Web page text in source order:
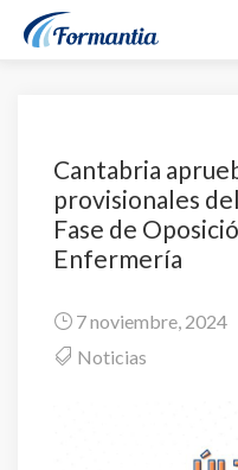
Cantabria
provisionales
Fase de
Enfermería
7 noviembre, 2024
Noticias